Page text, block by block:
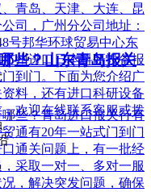
些？山东青岛报关
些？青岛进口报关行有
通有20年一站式门到门
通关问题上，有一批经
采取一对一、多对一服
，解决突发问题，确保
青岛、天津、大连、昆
司，广州分公司地址：
号邦华环球贸易中心东
州进口日本科研设备报
到门。下面为您介绍广
料，还有进口科研设备
欢迎在线联系客服或拨